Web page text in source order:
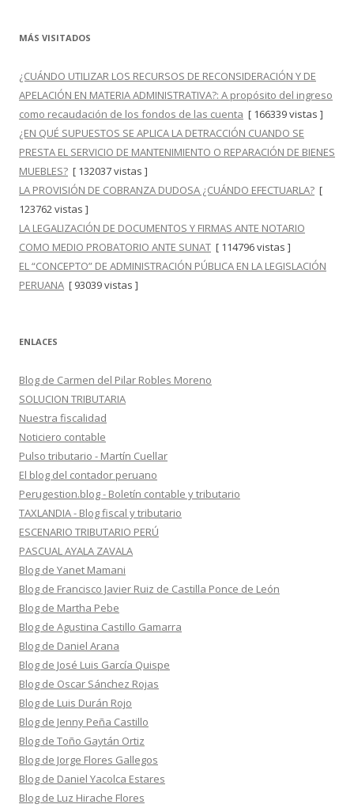
MÁS VISITADOS
¿CUÁNDO UTILIZAR LOS RECURSOS DE RECONSIDERACIÓN Y DE
APELACIÓN EN MATERIA ADMINISTRATIVA?: A propósito del ingreso
como recaudación de los fondos de las cuenta [ 166339 vistas ]
¿EN QUÉ SUPUESTOS SE APLICA LA DETRACCIÓN CUANDO SE
PRESTA EL SERVICIO DE MANTENIMIENTO O REPARACIÓN DE BIENES
MUEBLES? [ 132037 vistas ]
LA PROVISIÓN DE COBRANZA DUDOSA ¿CUÁNDO EFECTUARLA? [
123762 vistas ]
LA LEGALIZACIÓN DE DOCUMENTOS Y FIRMAS ANTE NOTARIO
COMO MEDIO PROBATORIO ANTE SUNAT [ 114796 vistas ]
EL “CONCEPTO” DE ADMINISTRACIÓN PÚBLICA EN LA LEGISLACIÓN
PERUANA [ 93039 vistas ]
ENLACES
Blog de Carmen del Pilar Robles Moreno
SOLUCION TRIBUTARIA
Nuestra fiscalidad
Noticiero contable
Pulso tributario - Martín Cuellar
El blog del contador peruano
Perugestion.blog - Boletín contable y tributario
TAXLANDIA - Blog fiscal y tributario
ESCENARIO TRIBUTARIO PERÚ
PASCUAL AYALA ZAVALA
Blog de Yanet Mamani
Blog de Francisco Javier Ruiz de Castilla Ponce de León
Blog de Martha Pebe
Blog de Agustina Castillo Gamarra
Blog de Daniel Arana
Blog de José Luis García Quispe
Blog de Oscar Sánchez Rojas
Blog de Luis Durán Rojo
Blog de Jenny Peña Castillo
Blog de Toño Gaytán Ortiz
Blog de Jorge Flores Gallegos
Blog de Daniel Yacolca Estares
Blog de Luz Hirache Flores